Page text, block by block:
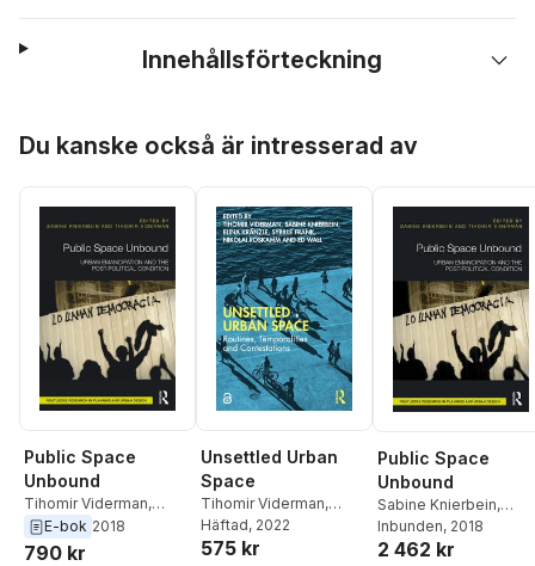
Innehållsförteckning
Du kanske också är intresserad av
Public Space
Unbound
Tihomir Viderman,
Sabine Knierbein
E-bok 2018
790 kr
Unsettled Urban
Space
Tihomir Viderman,
Sabine Knierbein
Kränzle,
Häftad, 2022
575 kr
Public Space
Unbound
Sabine Knierbein,
Tihomir Viderman
Inbunden, 2018
2 462 kr